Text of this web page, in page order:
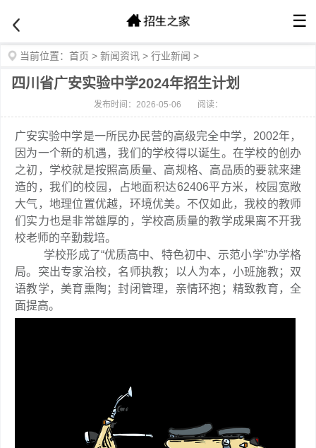
☰
当前位置： 首页 > 新闻资讯 > 行业新闻 >
四川省广安实验中学2024年招生计划
发布时间：2026-05-06 阅读：
广安实验中学是一所民办民营的高级完全中学，2002年，
因为一个新的机遇，我们的学校得以诞生。在学校的创办
之初，学校就是按照高质量、高规格、高品质的要就来建
造的，我们的校园，占地面积达62406平方米，校园宽敞
大气，地理位置优越，环境优美。不仅如此，我校的教师
们实力也是非常雄厚的，学校高质量的教学成果离不开我
校老师的辛勤栽培。
学校形成了“优质高中、特色初中、示范小学”办学格
局。突出专家治校，名师执教；以人为本，小班施教；双
语教学，美育熏陶；封闭管理，亲情环抱；精致教育，全
面提高。